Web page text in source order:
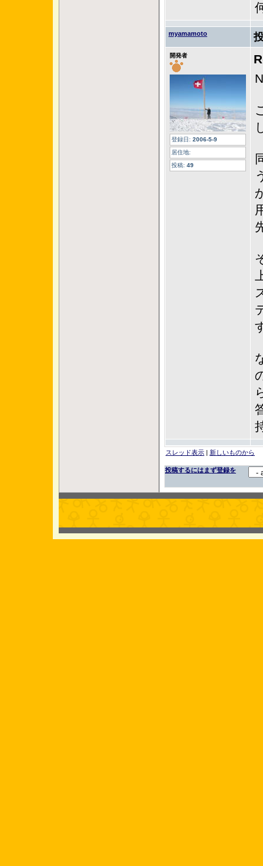
myamamoto
開発者
登録日: 2006-5-9
居住地:
投稿: 49
スレッド表示 | 新しいものから
投稿するにはまず登録を